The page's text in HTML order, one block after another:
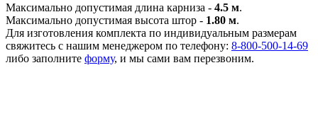
Максимально допустимая длина карниза - 4.5 м.
Максимально допустимая высота штор - 1.80 м.
Для изготовления комплекта по индивидуальным размерам
свяжитесь с нашим менеджером по телефону: 8-800-500-14-69
либо заполните форму, и мы сами вам перезвоним.